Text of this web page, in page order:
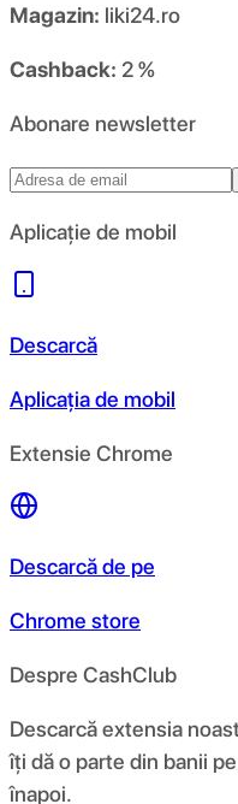
Magazin: liki24.ro
Cashback: 2 %
Abonare newsletter
Aplicație de mobil
Descarcă
Aplicația de mobil
Extensie Chrome
Descarcă de pe
Chrome store
Despre CashClub
Descarcă extensia
îți dă o parte din banii
înapoi.